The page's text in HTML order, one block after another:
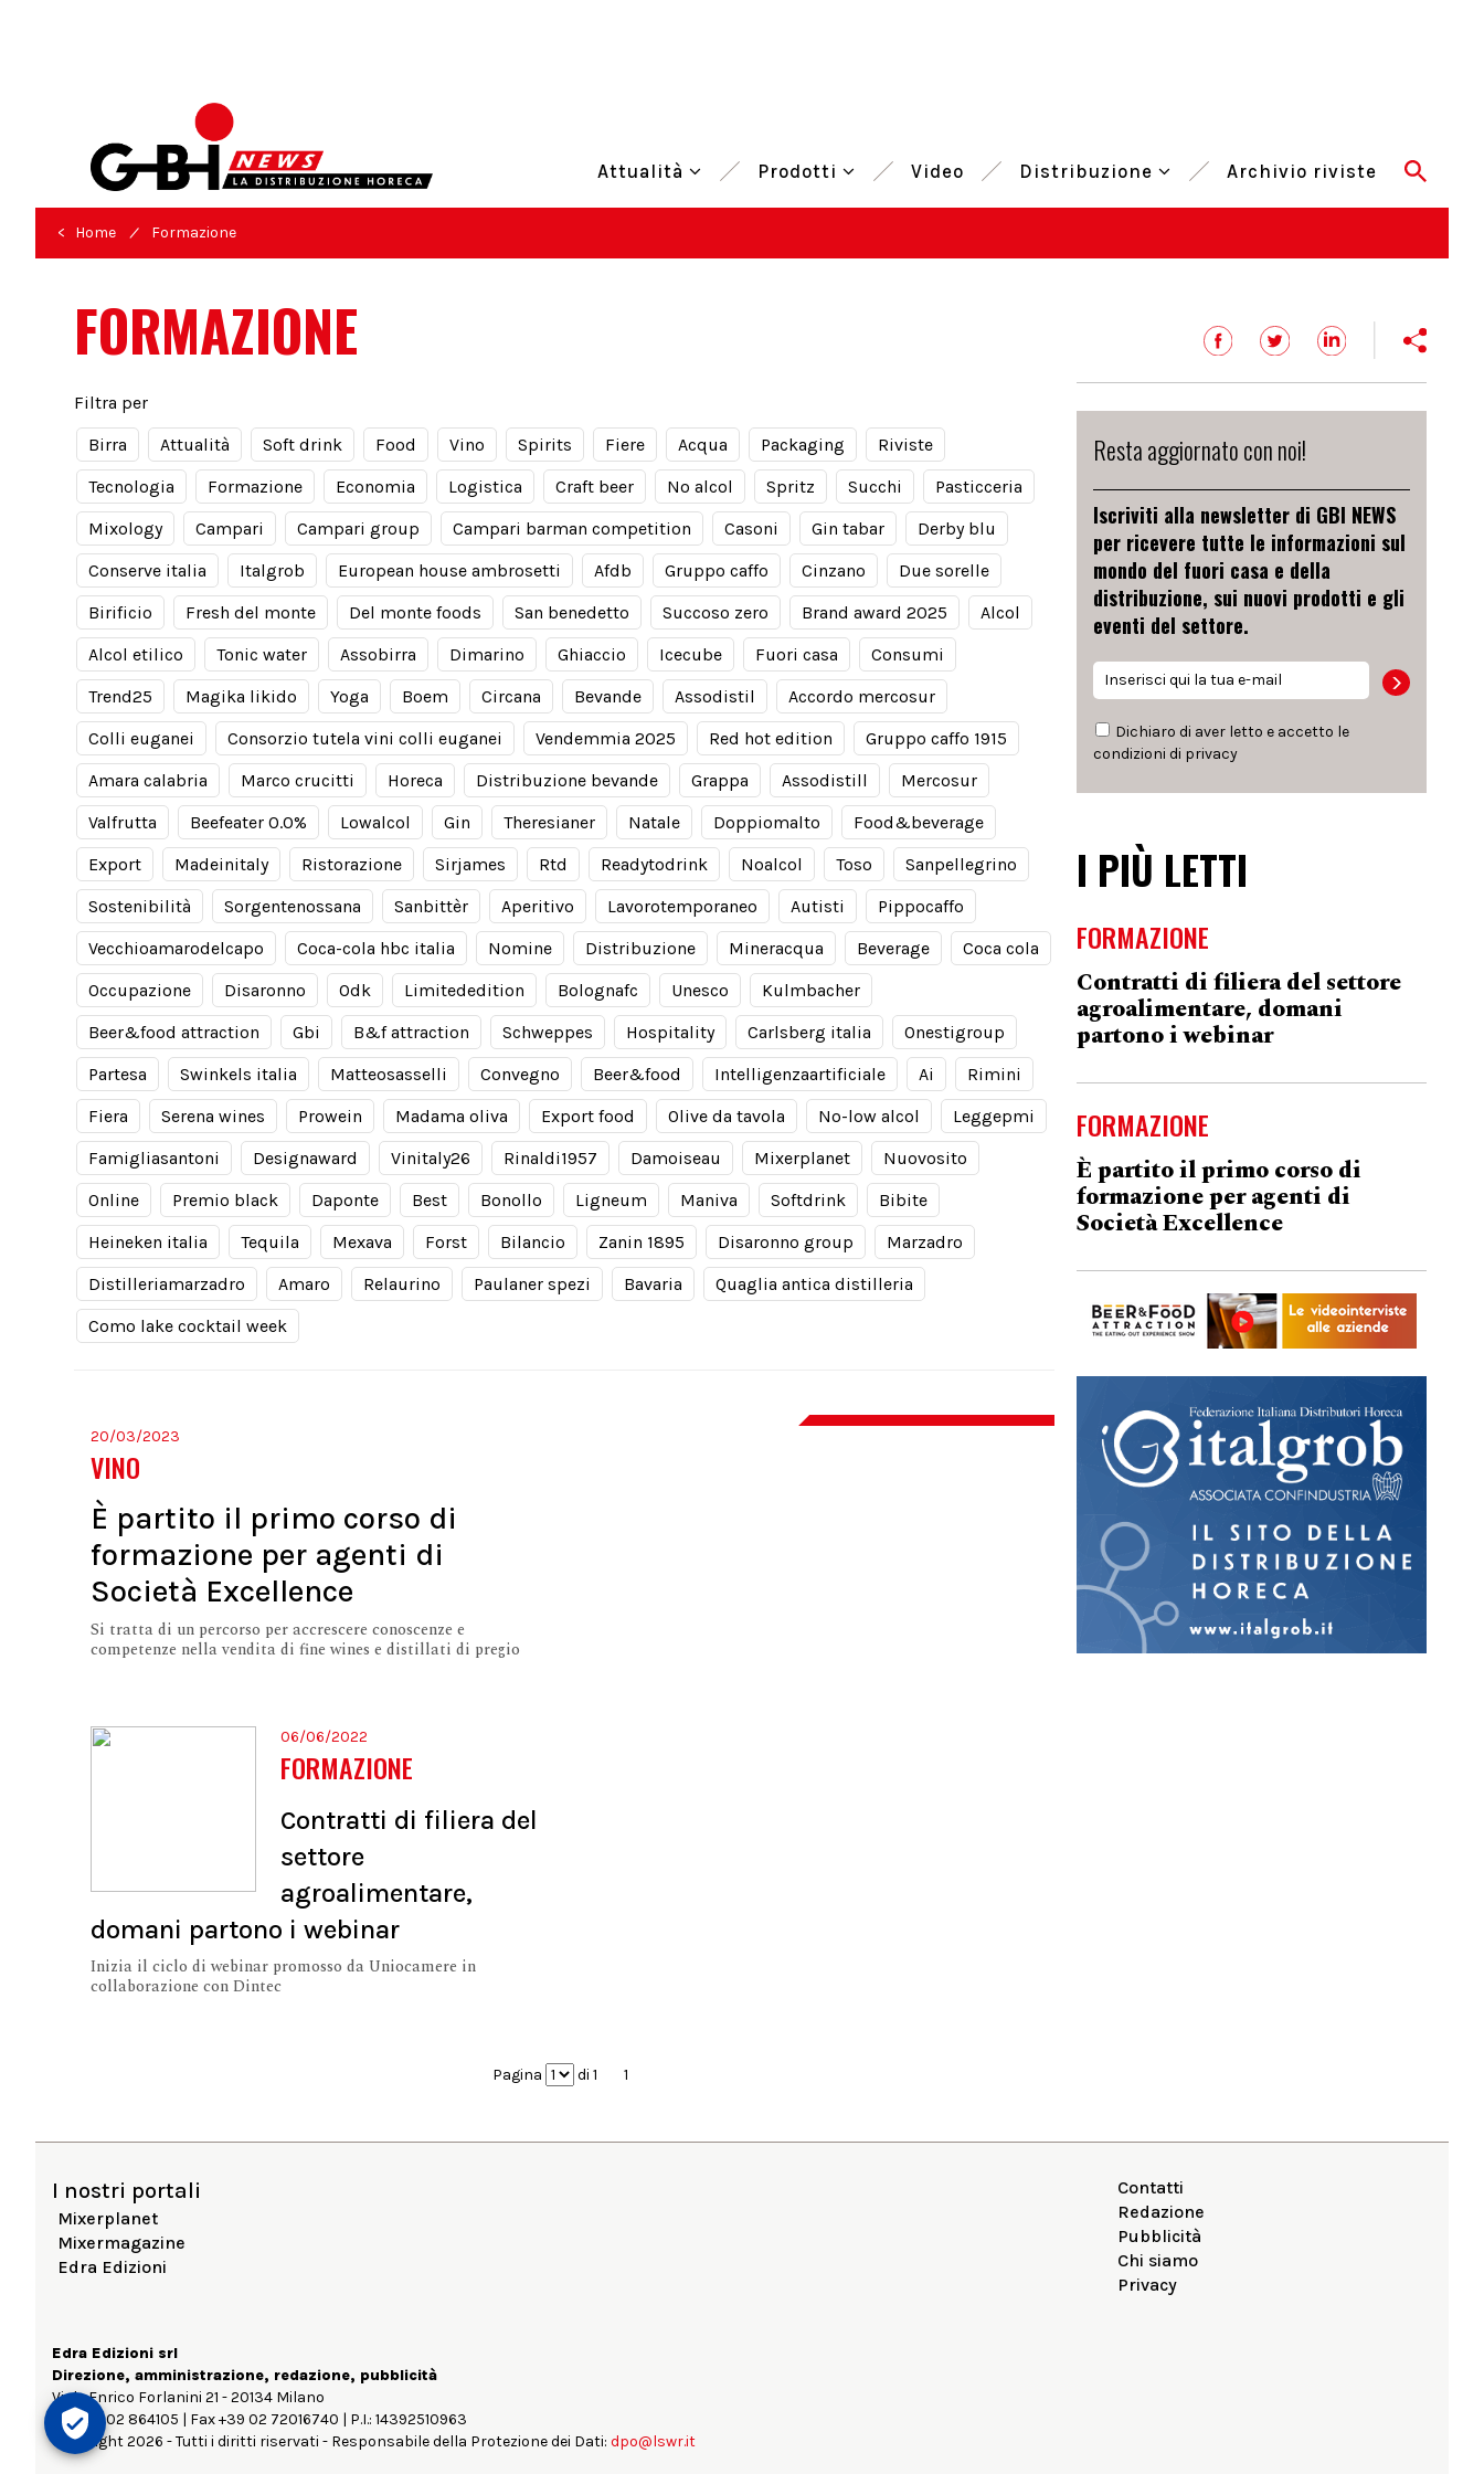
Attualità Prodotti Video Distribuzione Archivio riviste
< Home / Formazione
FORMAZIONE
Filtra per
Birra
Attualità Soft drink Food Vino Spirits Fiere Acqua Packaging
Riviste
Tecnologia
Formazione Economia Logistica Craft beer No alcol Spritz Succhi
Pasticceria
Mixology
Campari Campari group Campari barman competition Casoni Gin tabar
Derby blu
Conserve italia
Italgrob European house ambrosetti Afdb Gruppo caffo Cinzano
Due sorelle
Birificio
Fresh del monte Del monte foods San benedetto Succoso zero Brand award 2025
Alcol
Alcol etilico
Tonic water Assobirra Dimarino Ghiaccio Icecube Fuori casa
Consumi
Trend25
Magika likido Yoga Boem Circana Bevande Assodistil
Accordo mercosur
Colli euganei
Consorzio tutela vini colli euganei Vendemmia 2025 Red hot edition
Gruppo caffo 1915
Amara calabria
Marco crucitti Horeca Distribuzione bevande Grappa Assodistill
Mercosur
Valfrutta
Beefeater 0.0% Lowalcol Gin Theresianer Natale Doppiomalto
Food&beverage
Export
Madeinitaly Ristorazione Sirjames Rtd Readytodrink Noalcol Toso
Sanpellegrino
Sostenibilità
Sorgentenossana Sanbittèr Aperitivo Lavorotemporaneo Autisti
Pippocaffo
Vecchioamarodelcapo
Coca-cola hbc italia Nomine Distribuzione Mineracqua Beverage
Coca cola
Occupazione
Disaronno Odk Limitededition Bolognafc Unesco
Kulmbacher
Beer&food attraction
Gbi B&f attraction Schweppes Hospitality Carlsberg italia
Onestigroup
Partesa
Swinkels italia Matteosasselli Convegno Beer&food Intelligenzaartificiale Ai
Rimini
Fiera
Serena wines Prowein Madama oliva Export food Olive da tavola No-low alcol
Leggepmi
Famigliasantoni
Designaward Vinitaly26 Rinaldi1957 Damoiseau Mixerplanet
Nuovosito
Online
Premio black Daponte Best Bonollo Ligneum Maniva Softdrink
Bibite
Heineken italia
Tequila Mexava Forst Bilancio Zanin 1895 Disaronno group
Marzadro
Distilleriamarzadro
Amaro Relaurino Paulaner spezi Bavaria
Quaglia antica distilleria
Como lake cocktail week
20/03/2023
VINO
È partito il primo corso di
formazione per agenti di
Società Excellence
Si tratta di un percorso per accrescere conoscenze e
competenze nella vendita di fine wines e distillati di pregio
06/06/2022
FORMAZIONE
Contratti di filiera del
settore
agroalimentare,
domani partono i webinar
Inizia il ciclo di webinar promosso da Uniocamere in
collaborazione con Dintec
Pagina di 1 1
Resta aggiornato con noi!
Iscriviti alla newsletter di GBI NEWS
per ricevere tutte le informazioni sul
mondo del fuori casa e della
distribuzione, sui nuovi prodotti e gli
eventi del settore.
Dichiaro di aver letto e accetto le
condizioni di privacy
I PIÙ LETTI
FORMAZIONE
Contratti di filiera del settore
agroalimentare, domani
partono i webinar
FORMAZIONE
È partito il primo corso di
formazione per agenti di
Società Excellence
I nostri portali
Mixerplanet
Mixermagazine
Edra Edizioni
Contatti
Redazione
Pubblicità
Chi siamo
Privacy
Edra Edizioni srl
Direzione, amministrazione, redazione, pubblicità
Viale Enrico Forlanini 21 - 20134 Milano
Tel. +39 02 864105 | Fax +39 02 72016740 | P.I.: 14392510963
Copyright 2026 - Tutti i diritti riservati - Responsabile della Protezione dei Dati: dpo@lswr.it